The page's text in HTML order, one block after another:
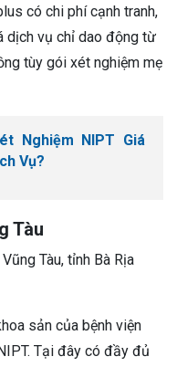
có chi phí cạnh tranh,
dịch vụ chỉ dao động từ
tùy gói xét nghiệm mẹ
Nghiệm NIPT Giá
Vụ?
Tàu
Tàu, tỉnh Bà Rịa
sản của bệnh viện
Tại đây có đầy đủ